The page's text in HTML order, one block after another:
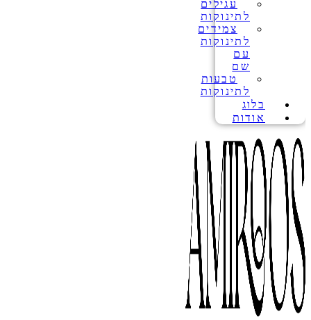
עגילים
לתינוקות
צמידים
לתינוקות
עם
שם
טבעות
לתינוקות
בלוג
אודות